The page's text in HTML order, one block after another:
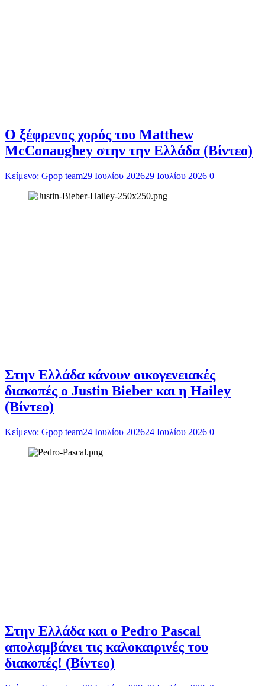
Ο ξέφρενος χορός του Matthew
McConaughey στην την Ελλάδα (Βίντεο)
Κείμενο: Gpop team29 Ιουλίου 202629 Ιουλίου 2026 0
Στην Ελλάδα κάνουν οικογενειακές
διακοπές ο Justin Bieber και η Hailey
(Βίντεο)
Κείμενο: Gpop team24 Ιουλίου 202624 Ιουλίου 2026 0
Στην Ελλάδα και ο Pedro Pascal
απολαμβάνει τις καλοκαιρινές του
διακοπές! (Βίντεο)